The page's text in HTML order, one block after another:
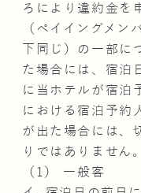
ろにより違約金を
（ペイイングメ
下同じ）の一部に
た場合には、宿泊
に当ホテルが宿泊
における宿泊予約
が出た場合には、
りではありません。
（1） 一般客